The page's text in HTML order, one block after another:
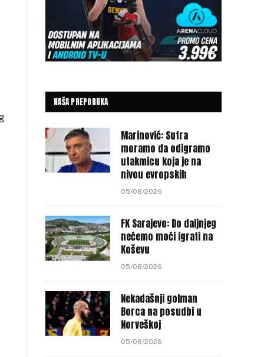
NAŠA PREPORUKA
Marinović: Sutra
moramo da odigramo
utakmicu koja je na
nivou evropskih
05/08/2026
FK Sarajevo: Do daljnjeg
nećemo moći igrati na
Koševu
05/08/2026
Nekadašnji golman
Borca na posudbi u
Norveškoj
05/08/2026